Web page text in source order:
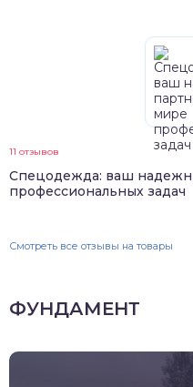
11 отзывов
Спецодежда: ваш
профессиональных задач
Смотреть все отзывы на товары
ФУНДАМЕНТ